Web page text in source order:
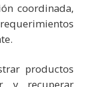
coordinada,
productos
y recuperar